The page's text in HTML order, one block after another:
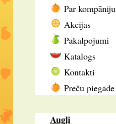
Par kompāniju
Akcijas
Pakalpojumi
Katalogs
Kontakti
Preču piegāde
Augļi